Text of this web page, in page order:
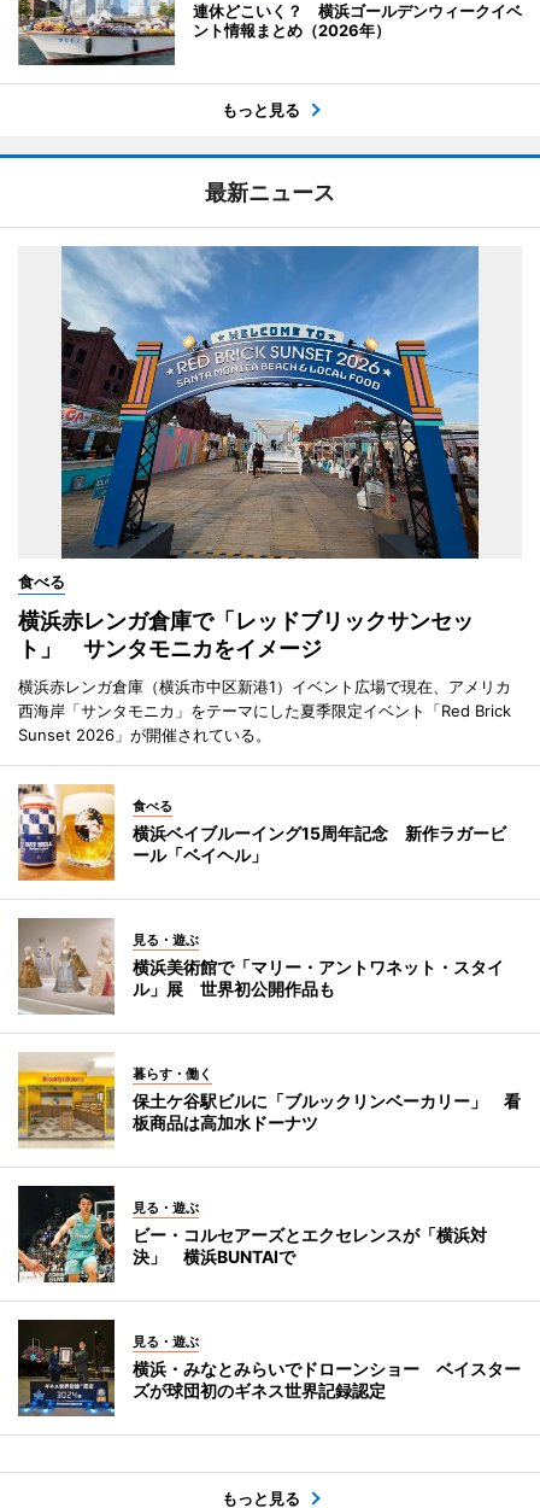
連休どこいく？ 横浜ゴールデンウィークイベ
ント情報まとめ（2026年）
もっと見る
最新ニュース
食べる
横浜赤レンガ倉庫で「レッドブリックサンセッ
ト」 サンタモニカをイメージ
横浜赤レンガ倉庫（横浜市中区新港1）イベント広場で現在、アメリカ
西海岸「サンタモニカ」をテーマにした夏季限定イベント「Red Brick
Sunset 2026」が開催されている。
食べる
横浜ベイブルーイング15周年記念 新作ラガービ
ール「ベイヘル」
見る・遊ぶ
横浜美術館で「マリー・アントワネット・スタイ
ル」展 世界初公開作品も
暮らす・働く
保土ケ谷駅ビルに「ブルックリンベーカリー」 看
板商品は高加水ドーナツ
見る・遊ぶ
ビー・コルセアーズとエクセレンスが「横浜対
決」 横浜BUNTAIで
見る・遊ぶ
横浜・みなとみらいでドローンショー ベイスター
ズが球団初のギネス世界記録認定
もっと見る